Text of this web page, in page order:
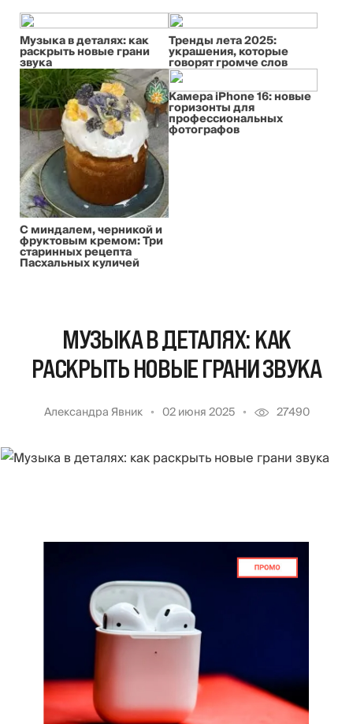
Музыка в деталях: как
раскрыть новые грани
звука
Тренды лета 2025:
украшения, которые
говорят громче слов
С миндалем, черникой и
фруктовым кремом: Три
старинных рецепта
Пасхальных куличей
Камера iPhone 16: новые
горизонты для
профессиональных
фотографов
МУЗЫКА В ДЕТАЛЯХ: КАК
РАСКРЫТЬ НОВЫЕ ГРАНИ ЗВУКА
Александра Явник 02 июня 2025 27490